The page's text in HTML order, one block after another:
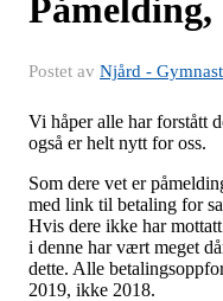
Påmelding,
Postet av Njård -
Vi håper alle har forstått
også er helt nytt for oss.
Som dere vet er
med link til betaling for
Hvis dere ikke har
i denne har vært meget
dette. Alle
2019, ikke 2018.